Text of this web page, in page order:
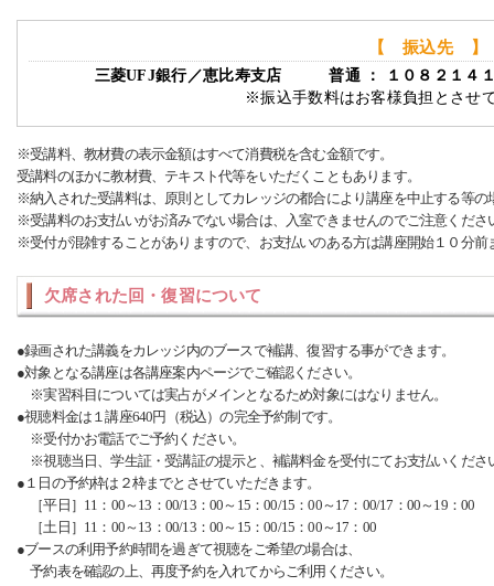
【 振込先 】
三菱UFJ銀行／恵比寿支店 普通 ： １０８２１
※振込手数料はお客様負担とさせ
※受講料、教材費の表示金額はすべて消費税を含む金額です。
受講料のほかに教材費、テキスト代等をいただくこともあります。
※納入された受講料は、原則としてカレッジの都合により講座を中止する等
※受講料のお支払いがお済みでない場合は、入室できませんのでご注意くださ
※受付が混雑することがありますので、お支払いのある方は講座開始１０分前
欠席された回・復習について
●録画された講義をカレッジ内のブースで補講、復習する事ができます。
●対象となる講座は各講座案内ページでご確認ください。
※実習科目については実占がメインとなるため対象にはなりません。
●視聴料金は１講座640円（税込）の完全予約制です。
※受付かお電話でご予約ください。
※視聴当日、学生証・受講証の提示と、補講料金を受付にてお支払いくださ
●１日の予約枠は２枠までとさせていただきます。
［平日］11：00～13：00/13：00～15：00/15：00～17：00/17：00～19：00
［土日］11：00～13：00/13：00～15：00/15：00～17：00
●ブースの利用予約時間を過ぎて視聴をご希望の場合は、
予約表を確認の上、再度予約を入れてからご利用ください。